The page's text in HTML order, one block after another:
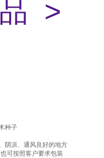
>
种子
阴凉、通风良好的地方
可按照客户要求包装